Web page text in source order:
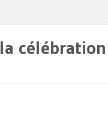
célébration